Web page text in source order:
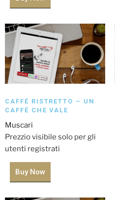
CAFFÉ RISTRETTO – UN
CAFFÉ CHE VALE
Muscari
Prezzio visibile solo per gli
utenti registrati
Buy Now